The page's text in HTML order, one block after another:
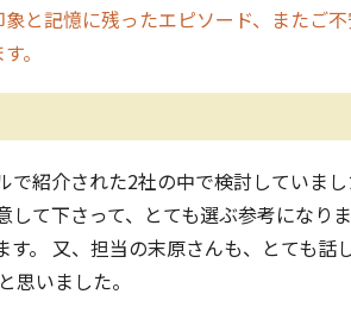
と記憶に残ったエピソード、またご
。
で紹介された2社の中で検討していま
て下さって、とても選ぶ参考になり
。 又、担当の末原さんも、とても話
思いました。